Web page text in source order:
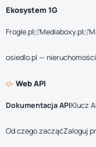
Ekosystem 1G
Frogle.pl Mediaboxy.pl
osiedlo.pl — nieruchomości
Web API
Dokumentacja APIKlucz
Od czego zacząćZaloguj